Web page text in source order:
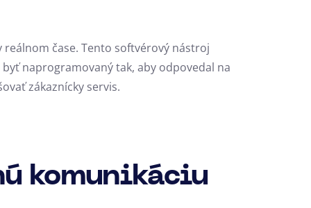
čase. Tento softvérový nástroj
naprogramovaný tak, aby odpovedal na
zákaznícky servis.
komunikáciu